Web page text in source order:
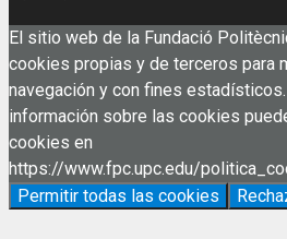
El sitio web de la Fundació
cookies propias y de terceros para
navegación y con fines
información sobre las cookies
cookies en
https://www.fpc.upc.edu/
Permitir todas las cookies